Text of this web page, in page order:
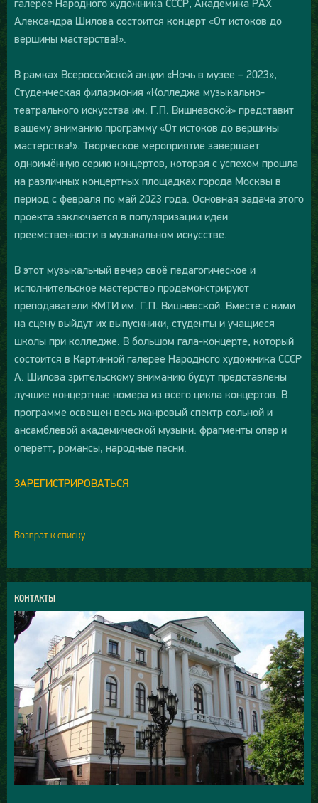
галерее Народного художника СССР, Академика РАХ
Александра Шилова состоится концерт «От истоков до
вершины мастерства!».
В рамках Всероссийской акции «Ночь в музее – 2023»,
Студенческая филармония «Колледжа музыкально-
театрального искусства им. Г.П. Вишневской» представит
вашему вниманию программу «От истоков до вершины
мастерства!». Творческое мероприятие завершает
одноимённую серию концертов, которая с успехом прошла
на различных концертных площадках города Москвы в
период с февраля по май 2023 года. Основная задача этого
проекта заключается в популяризации идеи
преемственности в музыкальном искусстве.
В этот музыкальный вечер своё педагогическое и
исполнительское мастерство продемонстрируют
преподаватели КМТИ им. Г.П. Вишневской. Вместе с ними
на сцену выйдут их выпускники, студенты и учащиеся
школы при колледже. В большом гала-концерте, который
состоится в Картинной галерее Народного художника СССР
А. Шилова зрительскому вниманию будут представлены
лучшие концертные номера из всего цикла концертов. В
программе освещен весь жанровый спектр сольной и
ансамблевой академической музыки: фрагменты опер и
оперетт, романсы, народные песни.
ЗАРЕГИСТРИРОВАТЬСЯ
Возврат к списку
КОНТАКТЫ